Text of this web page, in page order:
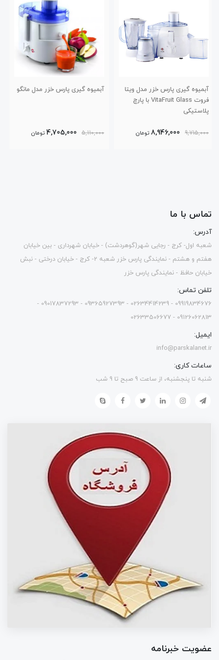
آبمیوه گیری پارس خزر مدل مانگو
5,110,000
4,705,000 تومان
آب میوه گیری پارس خزر مدل
6,380,000
5,819,000 تومان
تماس با ما
آدرس:
شعبه اول- کرج - رجایی شهر(گوهردشت) - خیابان شهرداری - بین خیابان
هفتم و هشتم - نمایندگی پارس خزر شعبه 2- کرج - خیابان درختی - نبش
خیابان حافظ - نمایندگی پارس خزر
تلفن تماس:
09919834676 - 02634414239 - 09365927393 - 09017837293 -
09126062813 - 02633506677
ایمیل:
info@parskalanet.ir
ساعات کاری:
شنبه تا پنجشنبه، از ساعت 9 صبح تا 9 شب
عضویت خبرنامه